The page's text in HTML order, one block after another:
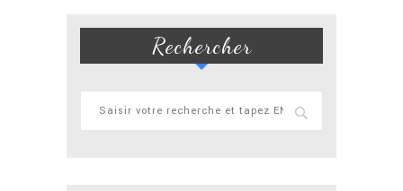
Rechercher